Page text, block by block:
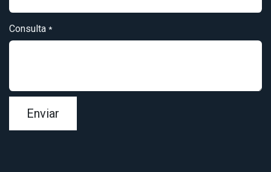
Consulta *
Enviar